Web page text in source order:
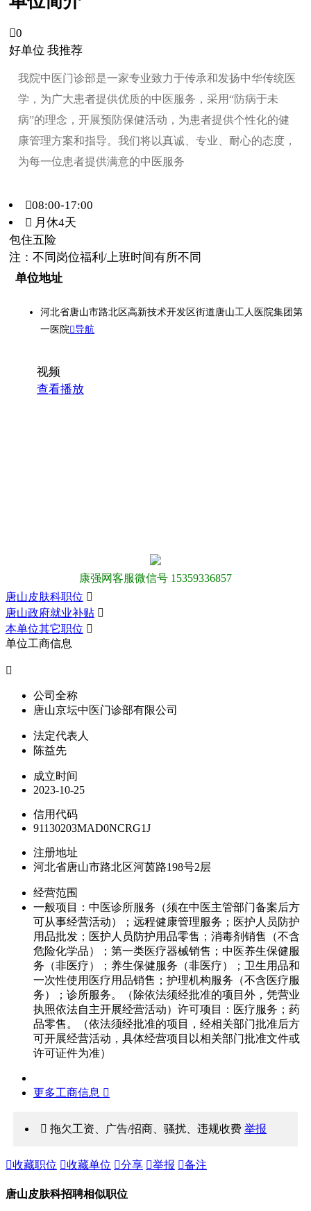
0
好单位 我推荐
我院中医门诊部是一家专业致力于传承和发扬中华传统医
学，为广大患者提供优质的中医服务，采用“防病于未
病”的理念，开展预防保健活动，为患者提供个性化的健
康管理方案和指导。我们将以真诚、专业、耐心的态度，
为每一位患者提供满意的中医服务
08:00-17:00
 月休4天
包住五险
注：不同岗位福利/上班时间有所不同
单位地址
河北省唐山市路北区高新技术开发区街道唐山工人医院集团第
一医院导航
视频
查看播放
康强网客服微信号 15359336857
唐山皮肤科职位 
唐山政府就业补贴 
本单位其它职位 
单位工商信息

公司全称
唐山京坛中医门诊部有限公司
法定代表人
陈益先
成立时间
2023-10-25
信用代码
91130203MAD0NCRG1J
注册地址
河北省唐山市路北区河茵路198号2层
经营范围
一般项目：中医诊所服务（须在中医主管部门备案后方
可从事经营活动）；远程健康管理服务；医护人员防护
用品批发；医护人员防护用品零售；消毒剂销售（不含
危险化学品）；第一类医疗器械销售；中医养生保健服
务（非医疗）；养生保健服务（非医疗）；卫生用品和
一次性使用医疗用品销售；护理机构服务（不含医疗服
务）；诊所服务。（除依法须经批准的项目外，凭营业
执照依法自主开展经营活动）许可项目：医疗服务；药
品零售。（依法须经批准的项目，经相关部门批准后方
可开展经营活动，具体经营项目以相关部门批准文件或
许可证件为准）
更多工商信息 
 拖欠工资、广告/招商、骚扰、违规收费举报
收藏职位 收藏单位 分享 举报 备注
唐山皮肤科招聘相似职位